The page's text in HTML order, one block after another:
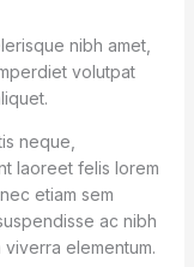
nibh amet,
volutpat
neque,
laoreet felis lorem
etiam sem
ac nibh
elementum.